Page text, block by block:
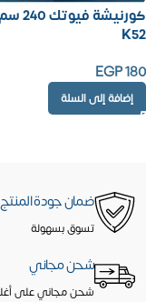
K52
EGP180
إضافة إلى السلة
ضمان جودة المنتج
تسوق بسهولة
شحن مجاني
شحن مجاني على